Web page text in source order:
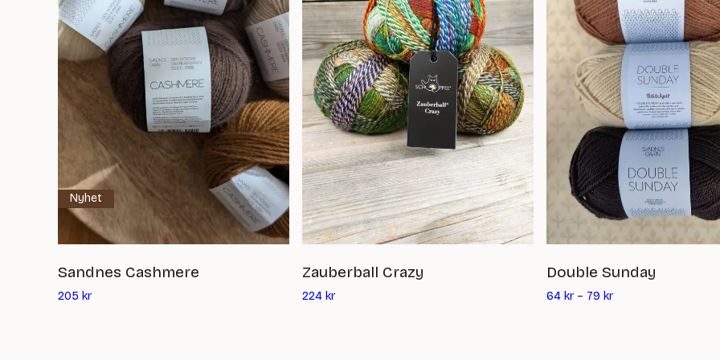
Sandnes Cashmere
205 krDet
Nyhet
Zauberball Crazy
224 krDet
Double Sunday
64 kr – 79 kr